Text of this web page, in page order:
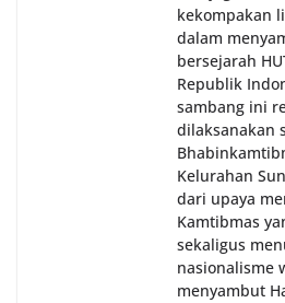
kekompakan
dalam
bersejarah
Republik
sambang ini
dilaksanakan
Kelurahan
dari upaya
Kamtibmas
sekaligus
nasionalisme
menyambut